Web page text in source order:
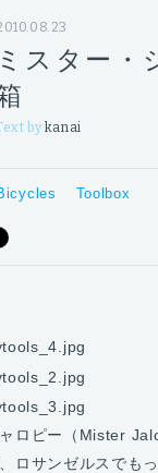
ミスター・
by kanai
Toolbox
ロピー（Mister
ロサンゼルスでも